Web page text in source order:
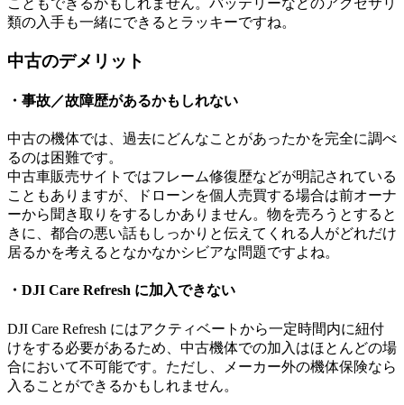
類の入手も一緒にできるとラッキーですね。
中古のデメリット
・事故／故障歴があるかもしれない
中古の機体では、過去にどんなことがあったかを完全に調べ
るのは困難です。
中古車販売サイトではフレーム修復歴などが明記されている
こともありますが、ドローンを個人売買する場合は前オーナ
ーから聞き取りをするしかありません。物を売ろうとすると
きに、都合の悪い話もしっかりと伝えてくれる人がどれだけ
居るかを考えるとなかなかシビアな問題ですよね。
・DJI Care Refresh に加入できない
DJI Care Refresh にはアクティベートから一定時間内に紐付
けをする必要があるため、中古機体での加入はほとんどの場
合において不可能です。ただし、メーカー外の機体保険なら
入ることができるかもしれません。